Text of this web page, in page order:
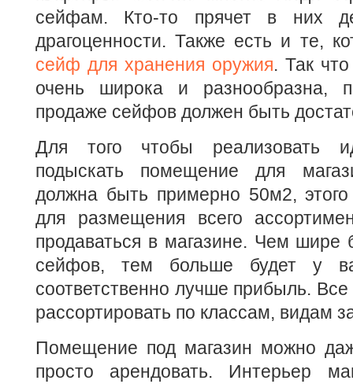
сейфам. Кто-то прячет в них
драгоценности. Также есть и те,
сейф для хранения оружия. Так
очень широка и разнообразна,
продаже сейфов должен быть
Для того чтобы реализовать
подыскать помещение для
должна быть примерно 50м2, этого
для размещения всего
продаваться в магазине. Чем шире
сейфов, тем больше будет у
соответственно лучше прибыль.
рассортировать по классам, видам
Помещение под магазин можно
просто арендовать. Интерьер